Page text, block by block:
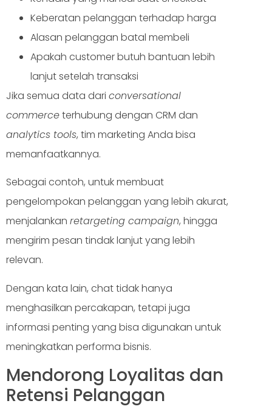
Keberatan pelanggan terhadap harga
Alasan pelanggan batal membeli
Apakah customer butuh bantuan lebih
lanjut setelah transaksi
Jika semua data dari conversational
commerceterhubung dengan CRM dan
analytics tools, tim marketing Anda bisa
memanfaatkannya.
Sebagai contoh, untuk membuat
pengelompokan pelanggan yang lebih akurat,
menjalankan retargeting campaign, hingga
mengirim pesan tindak lanjut yang lebih
relevan.
Dengan kata lain, chat tidak hanya
menghasilkan percakapan, tetapi juga
informasi penting yang bisa digunakan untuk
meningkatkan performa bisnis.
Mendorong Loyalitas dan
Retensi Pelanggan